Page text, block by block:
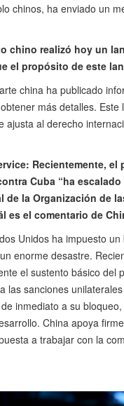
chinos, ha enviado un
chino realizó hoy un
el propósito de este
china ha publicado
más detalles.
ajusta al derecho
Recientemente,
Cuba “ha
de la Organización de
es el comentario de
Unidos ha impuesto
enorme desastre.
el sustento básico del
las sanciones
inmediato a su
China apoya
a trabajar con la